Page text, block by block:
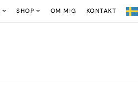
SHOP OM MIG KONTAKT